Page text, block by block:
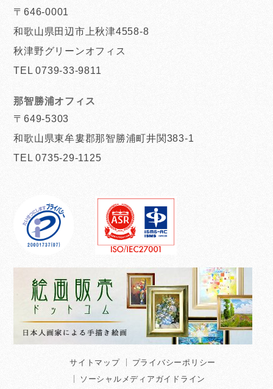
〒646-0001
和歌山県田辺市上秋津4558-8
秋津野グリーンオフィス
TEL 0739-33-9811
那智勝浦オフィス
〒649-5303
和歌山県東牟婁郡那智勝浦町井関383-1
TEL 0735-29-1125
サイトマップ
プライバシーポリシー
ソーシャルメディアガイドライン